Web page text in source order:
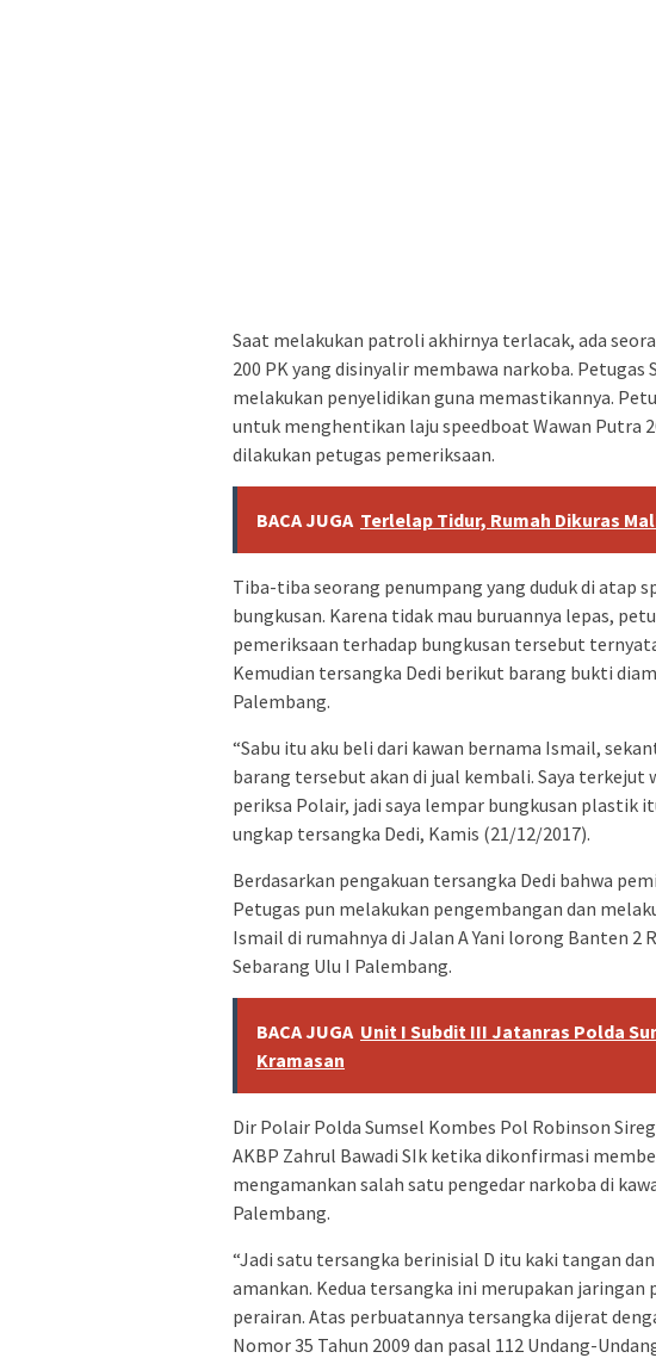
Saat melakukan patroli akhirnya terlacak, ada
200 PK yang disinyalir membawa narkoba. Petugas
melakukan penyelidikan guna memastikannya.
untuk menghentikan laju speedboat Wawan Putra
dilakukan petugas pemeriksaan.
BACA JUGA Terlelap Tidur, Rumah Dikuras
Tiba-tiba seorang penumpang yang duduk di atap
bungkusan. Karena tidak mau buruannya lepas,
pemeriksaan terhadap bungkusan tersebut
Kemudian tersangka Dedi berikut barang bukti
Palembang.
“Sabu itu aku beli dari kawan bernama Ismail,
barang tersebut akan di jual kembali. Saya
periksa Polair, jadi saya lempar bungkusan plastik
ungkap tersangka Dedi, Kamis (21/12/2017).
Berdasarkan pengakuan tersangka Dedi bahwa
Petugas pun melakukan pengembangan dan
Ismail di rumahnya di Jalan A Yani lorong Banten 2
Sebarang Ulu I Palembang.
BACA JUGA Unit I Subdit III Jatanras Polda
Kramasan
Dir Polair Polda Sumsel Kombes Pol Robinson
AKBP Zahrul Bawadi SIk ketika dikonfirmasi
mengamankan salah satu pengedar narkoba di
Palembang.
“Jadi satu tersangka berinisial D itu kaki tangan
amankan. Kedua tersangka ini merupakan jaringan
perairan. Atas perbuatannya tersangka dijerat
Nomor 35 Tahun 2009 dan pasal 112 Undang-